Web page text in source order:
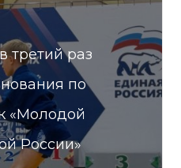
третий раз
по
«Молодой
России»